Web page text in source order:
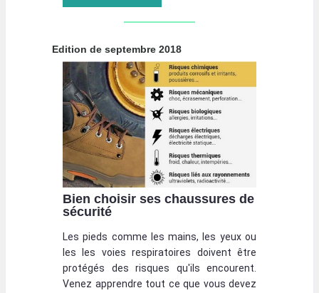
Edition de septembre 2018
Bien choisir ses chaussures de
sécurité
Les pieds comme les mains, les yeux ou
les les voies respiratoires doivent être
protégés des risques qu'ils encourent.
Venez apprendre tout ce que vous devez